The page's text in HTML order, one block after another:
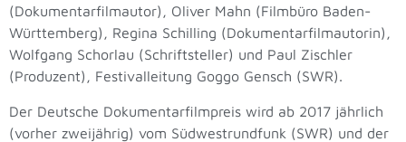
(Dokumentarfilmautor), Oliver Mahn (Filmbüro Baden-
Württemberg), Regina Schilling (Dokumentarfilmautorin),
Wolfgang Schorlau (Schriftsteller) und Paul Zischler
(Produzent), Festivalleitung Goggo Gensch (SWR).
Der Deutsche Dokumentarfilmpreis wird ab 2017 jährlich
(vorher zweijährig) vom Südwestrundfunk (SWR) und der